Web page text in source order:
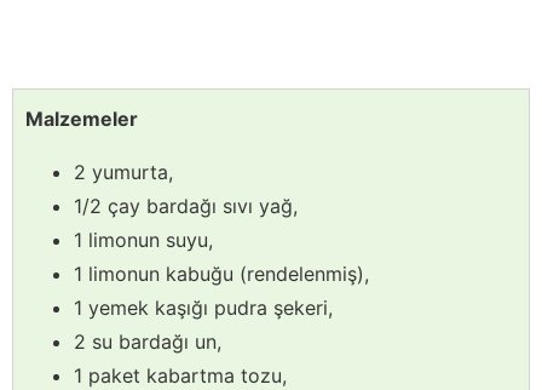
Malzemeler
2 yumurta,
1/2 çay bardağı sıvı yağ,
1 limonun suyu,
1 limonun kabuğu (rendelenmiş),
1 yemek kaşığı pudra şekeri,
2 su bardağı un,
1 paket kabartma tozu,